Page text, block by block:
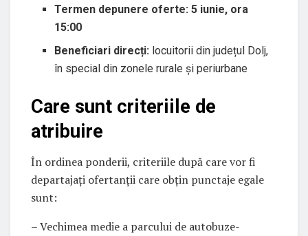
Termen depunere oferte: 5 iunie, ora
15:00
Beneficiari direcți: locuitorii din județul Dolj,
în special din zonele rurale și periurbane
Care sunt criteriile de
atribuire
În ordinea ponderii, criteriile după care vor fi
departajați ofertanții care obțin punctaje egale
sunt:
– Vechimea medie a parcului de autobuze-